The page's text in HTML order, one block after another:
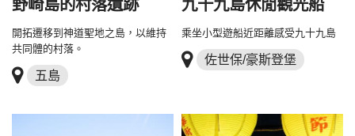
野崎島的村落遺跡
開拓遷移到神道聖地之島，以維持
共同體的村落。
五島
九十九島休閒觀光船
乘坐小型遊船近距離感受九十九島
佐世保/豪斯登堡